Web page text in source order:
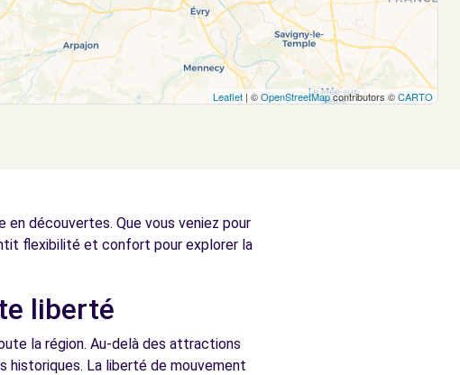
Leaflet| ©OpenStreetMapcontributors ©CARTO
découvertes. Que vous veniez pour
flexibilité et confort pour explorer la
liberté
la région. Au-delà des attractions
historiques. La liberté de mouvement